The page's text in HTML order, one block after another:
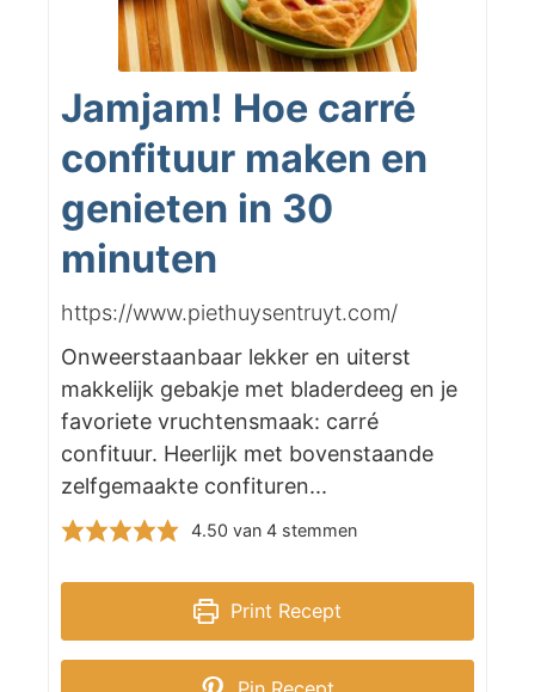
Jamjam! Hoe carré
confituur maken en
genieten in 30
minuten
https://www.piethuysentruyt.com/
Onweerstaanbaar lekker en uiterst
makkelijk gebakje met bladerdeeg en je
favoriete vruchtensmaak: carré
confituur. Heerlijk met bovenstaande
zelfgemaakte confituren...
4.50 van4 stemmen
Print Recept